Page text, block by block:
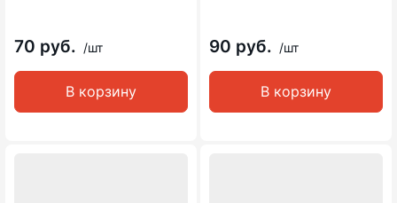
70 руб. /шт
В корзину
90 руб. /шт
В корзину